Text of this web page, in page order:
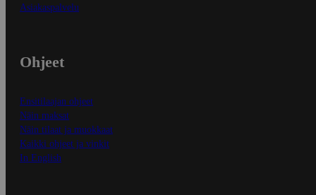
Asiakaspalvelu
Ohjeet
Ensitilaajan ohjeet
Näin maksat
Näin tilaat ja muokkaat
Kaikki ohjeet ja vinkit
In English